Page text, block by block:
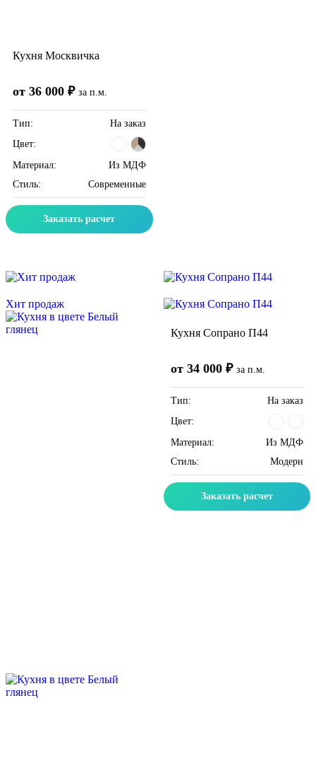
Кухня Москвичка
от 36 000 ₽ за п.м.
Тип:
На заказ
Цвет:
Материал:
Из МДФ
Стиль:
Современные
Заказать расчет
Хит продаж
Кухня Сопрано П44
от 34 000 ₽ за п.м.
Тип:
На заказ
Цвет:
Материал:
Из МДФ
Стиль:
Модерн
Заказать расчет